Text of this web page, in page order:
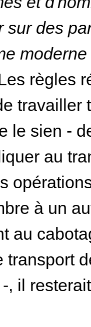
sur des
règles
travailler
le sien -
au
à un
au
transport
, il